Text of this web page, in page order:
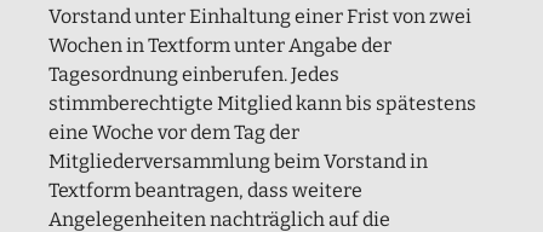
Vorstand unter Einhaltung einer Frist von zwei
Wochen in Textform unter Angabe der
Tagesordnung einberufen. Jedes
stimmberechtigte Mitglied kann bis spätestens
eine Woche vor dem Tag der
Mitgliederversammlung beim Vorstand in
Textform beantragen, dass weitere
Angelegenheiten nachträglich auf die